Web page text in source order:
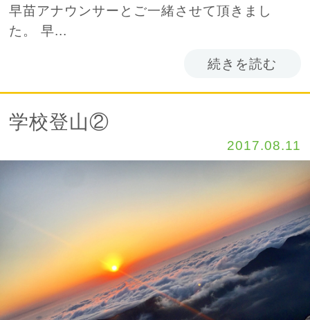
早苗アナウンサーとご一緒させて頂きまし
た。 早...
続きを読む
学校登山②
2017.08.11